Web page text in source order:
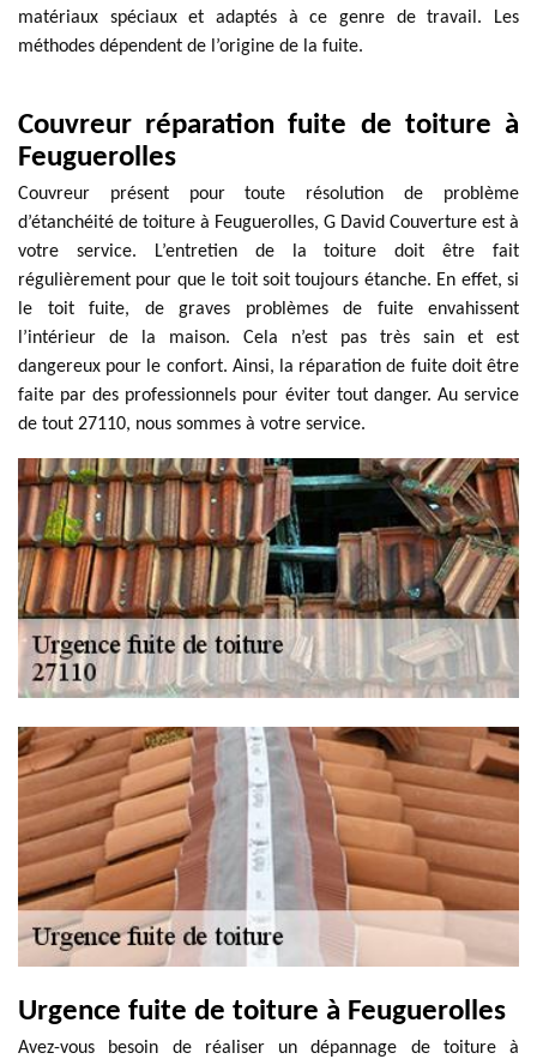
matériaux spéciaux et adaptés à ce genre de travail. Les
méthodes dépendent de l’origine de la fuite.
Couvreur réparation fuite de toiture à
Feuguerolles
Couvreur présent pour toute résolution de problème
d’étanchéité de toiture à Feuguerolles, G David Couverture est à
votre service. L’entretien de la toiture doit être fait
régulièrement pour que le toit soit toujours étanche. En effet, si
le toit fuite, de graves problèmes de fuite envahissent
l’intérieur de la maison. Cela n’est pas très sain et est
dangereux pour le confort. Ainsi, la réparation de fuite doit être
faite par des professionnels pour éviter tout danger. Au service
de tout 27110, nous sommes à votre service.
Urgence fuite de toiture à Feuguerolles
Avez-vous besoin de réaliser un dépannage de toiture à